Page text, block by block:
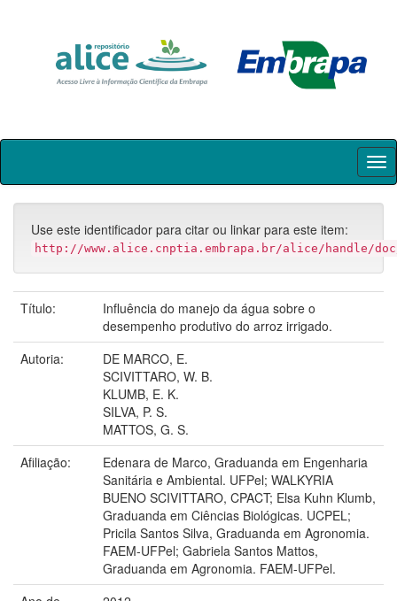
Skip
Use este identificador para citar ou linkar para este item:
http://www.alice.cnptia.embrapa.br/alice/handle/
Título:
Influência do manejo da água sobre o
desempenho produtivo do arroz irrigado.
Autoria:
DE MARCO, E.
SCIVITTARO, W. B.
KLUMB, E. K.
SILVA, P. S.
MATTOS, G. S.
Afiliação:
Edenara de Marco, Graduanda em Engenharia
Sanitária e Ambiental. UFPel; WALKYRIA
BUENO SCIVITTARO, CPACT; Elsa Kuhn Klumb,
Graduanda em Ciências Biológicas. UCPEL;
Pricila Santos Silva, Graduanda em Agronomia.
FAEM-UFPel; Gabriela Santos Mattos,
Graduanda em Agronomia. FAEM-UFPel.